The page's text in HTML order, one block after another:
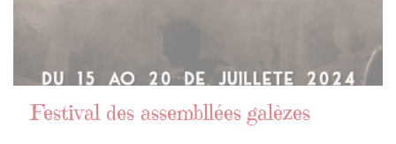
Festival des assembllées galèzes